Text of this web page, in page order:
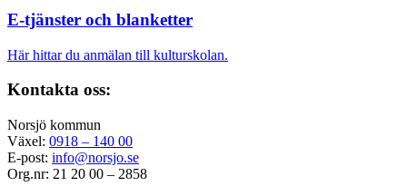
E-tjänster och blanketter
Här hittar du anmälan till kulturskolan.
Kontakta oss:
Norsjö kommun
Växel: 0918 – 140 00
E-post: info@norsjo.se
Org.nr: 21 20 00 – 2858